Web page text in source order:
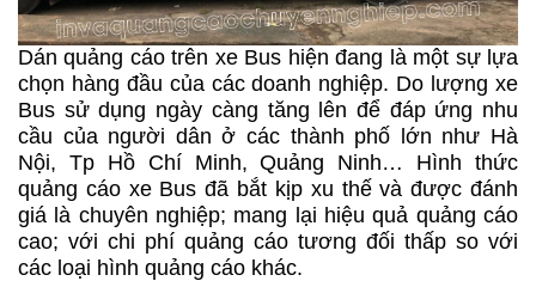
Dán quảng cáo trên xe Bus hiện đang là một sự lựa
chọn hàng đầu của các doanh nghiệp. Do lượng xe
Bus sử dụng ngày càng tăng lên để đáp ứng nhu
cầu của người dân ở các thành phố lớn như Hà
Nội, Tp Hồ Chí Minh, Quảng Ninh… Hình thức
quảng cáo xe Bus đã bắt kịp xu thế và được đánh
giá là chuyên nghiệp; mang lại hiệu quả quảng cáo
cao; với chi phí quảng cáo tương đối thấp so với
các loại hình quảng cáo khác.